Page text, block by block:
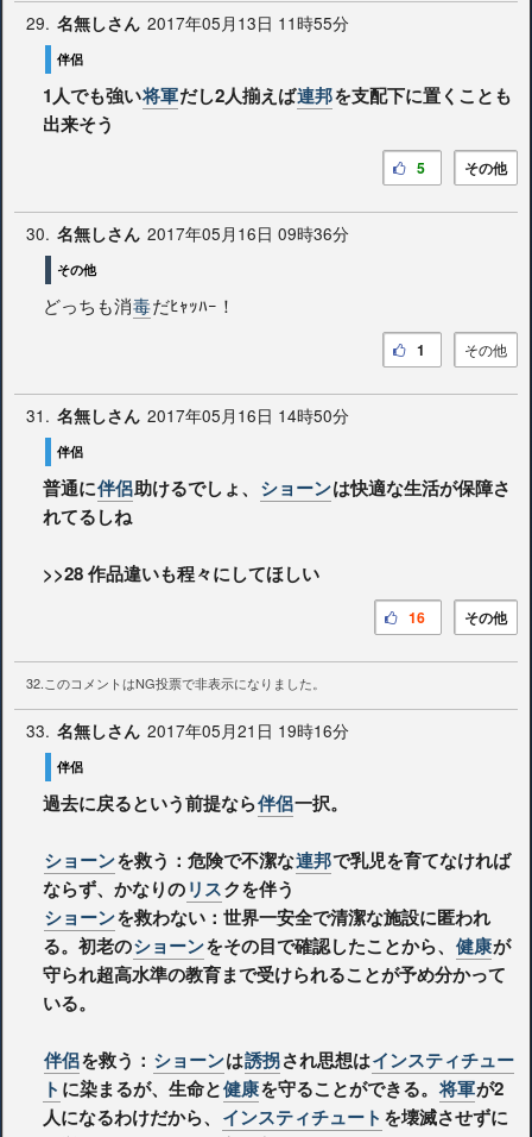
29. 名無しさん 2017年05月13日 11時55分
伴侶
1人でも強い将軍だし2人揃えば連邦を支配下に置くことも
出来そう
その他
5
30. 名無しさん 2017年05月16日 09時36分
その他
どっちも消毒だﾋｬｯﾊｰ！
その他
1
31. 名無しさん 2017年05月16日 14時50分
伴侶
普通に伴侶助けるでしょ、 ショーンは快適な生活が保障さ
れてるしね
>>28作品違いも程々にしてほしい
その他
16
32.このコメントはNG投票で非表示になりました。
33. 名無しさん 2017年05月21日 19時16分
伴侶
過去に戻るという前提なら伴侶一択。
ショーンを救う：危険で不潔な連邦で乳児を育てなければ
ならず、かなりのリスクを伴う
ショーンを救わない：世界一安全で清潔な施設に匿われ
る。初老のショーンをその目で確認したことから、 健康が
守られ超高水準の教育まで受けられることが予め分かって
いる。
伴侶を救う： ショーンは誘拐され思想はインスティチュー
ト に染まるが、生命と健康を守ることができる。 将軍が2
人になるわけだから、 インスティチュート を壊滅させずに